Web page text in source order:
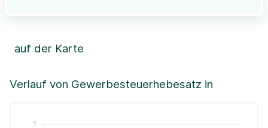
Verlauf von Gewerbesteuerhebesatz in
auf der Karte
+
Leaflet|©OpenStreetMap, ©CartoDB,